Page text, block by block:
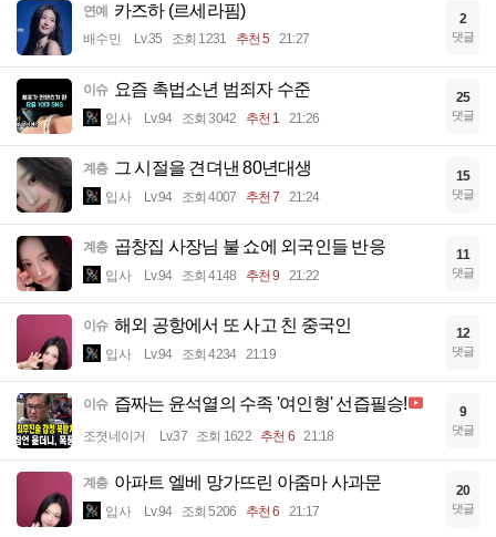
연예 카즈하 (르세라핌)
배수민 Lv.35 조회 1231 추천 5 21:27
2
댓글
이슈 요즘 촉법소년 범죄자 수준
입사 Lv.94 조회 3042 추천 1 21:26
25
댓글
계층 그 시절을 견뎌낸 80년대생
입사 Lv.94 조회 4007 추천 7 21:24
15
댓글
계층 곱창집 사장님 불 쇼에 외국인들 반응
입사 Lv.94 조회 4148 추천 9 21:22
11
댓글
이슈 해외 공항에서 또 사고 친 중국인
입사 Lv.94 조회 4234 21:19
12
댓글
이슈 즙짜는 윤석열의 수족 '여인형' 선즙필승!
조졋네이거 Lv.37 조회 1622 추천 6 21:18
9
댓글
계층 아파트 엘베 망가뜨린 아줌마 사과문
입사 Lv.94 조회 5206 추천 6 21:17
20
댓글